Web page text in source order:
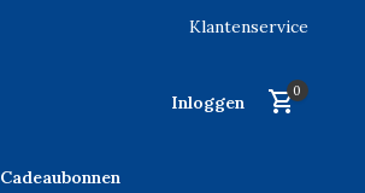
Klantenservice
Inloggen
0
Cadeaubonnen